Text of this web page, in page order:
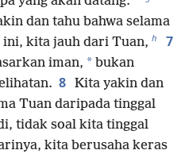
dan tahu bahwa selama
kita jauh dari Tuan, h 7
iman, * bukan
8 Kita yakin dan
Tuan daripada tinggal
tidak soal kita tinggal
kita berusaha keras